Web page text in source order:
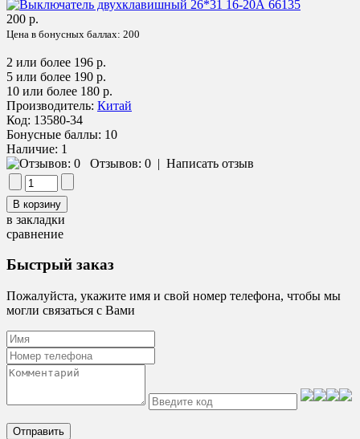
200 р.
Цена в бонусных баллах: 200
2 или более 196 р.
5 или более 190 р.
10 или более 180 р.
Производитель: Китай
Код: 13580-34
Бонусные баллы: 10
Наличие: 1
Отзывов: 0 | Написать отзыв
в закладки
сравнение
Быстрый заказ
Пожалуйста, укажите имя и свой номер телефона, чтобы мы
могли связаться с Вами
Отправить